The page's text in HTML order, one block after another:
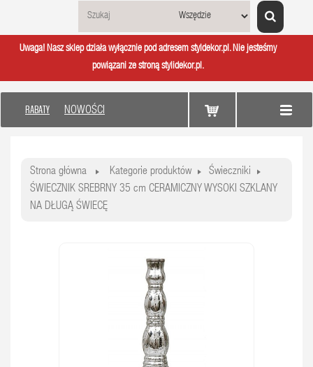
Uwaga! Nasz sklep działa wyłącznie pod adresem styldekor.pl. Nie jesteśmy
powiązani ze stroną stylidekor.pl.
RABATY NOWOŚCI
Strona główna Kategorie produktów
Świeczniki
ŚWIECZNIK SREBRNY 35 cm CERAMICZNY WYSOKI SZKLANY
NA DŁUGĄ ŚWIECĘ